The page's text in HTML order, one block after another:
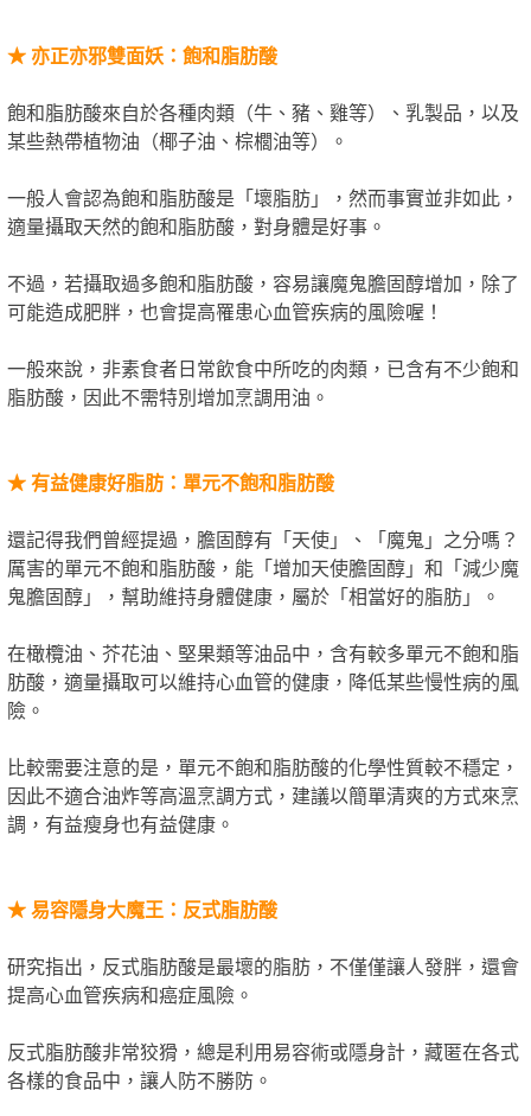
★ 亦正亦邪雙面妖：飽和脂肪酸
飽和脂肪酸來自於各種肉類（牛、豬、雞等）、乳製品，以及
某些熱帶植物油（椰子油、棕櫚油等）。
一般人會認為飽和脂肪酸是「壞脂肪」，然而事實並非如此，
適量攝取天然的飽和脂肪酸，對身體是好事。
不過，若攝取過多飽和脂肪酸，容易讓魔鬼膽固醇增加，除了
可能造成肥胖，也會提高罹患心血管疾病的風險喔！
一般來說，非素食者日常飲食中所吃的肉類，已含有不少飽和
脂肪酸，因此不需特別增加烹調用油。
★有益健康好脂肪：單元不飽和脂肪酸
還記得我們曾經提過，膽固醇有「天使」、「魔鬼」之分嗎？
厲害的單元不飽和脂肪酸，能「增加天使膽固醇」和「減少魔
鬼膽固醇」，幫助維持身體健康，屬於「相當好的脂肪」。
在橄欖油、芥花油、堅果類等油品中，含有較多單元不飽和脂
肪酸，適量攝取可以維持心血管的健康，降低某些慢性病的風
險。
比較需要注意的是，單元不飽和脂肪酸的化學性質較不穩定，
因此不適合油炸等高溫烹調方式，建議以簡單清爽的方式來烹
調，有益瘦身也有益健康。
★易容隱身大魔王：反式脂肪酸
研究指出，反式脂肪酸是最壞的脂肪，不僅僅讓人發胖，還會
提高心血管疾病和癌症風險。
反式脂肪酸非常狡猾，總是利用易容術或隱身計，藏匿在各式
各樣的食品中，讓人防不勝防。